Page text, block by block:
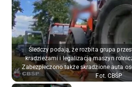
Śledczy podają, że rozbita grupa
kradzieżami i legalizacją maszyn
Zabezpieczono także skradzione auta
Fot. CBŚP